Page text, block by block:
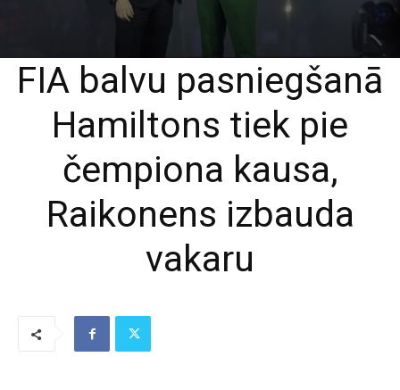
FIA balvu pasniegšanā
Hamiltons tiek pie
čempiona kausa,
Raikonens izbauda
vakaru